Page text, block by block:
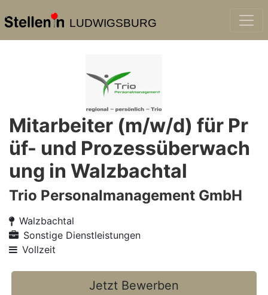
LUDWIGSBURG
Mitarbeiter (m/w/d) für Pr
üf- und Prozessüberwach
ung in Walzbachtal
Trio Personalmanagement GmbH
Walzbachtal
Sonstige Dienstleistungen
Vollzeit
Jetzt Bewerben